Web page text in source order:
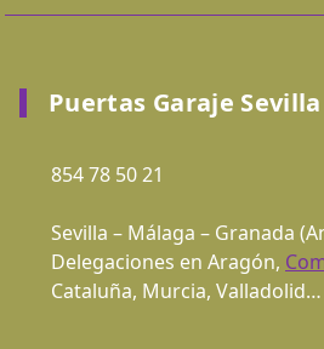
Puertas Garaje Sevilla
854 78 50 21
Sevilla – Málaga – Granada (
Delegaciones en Aragón,
Cataluña, Murcia, Valladolid…